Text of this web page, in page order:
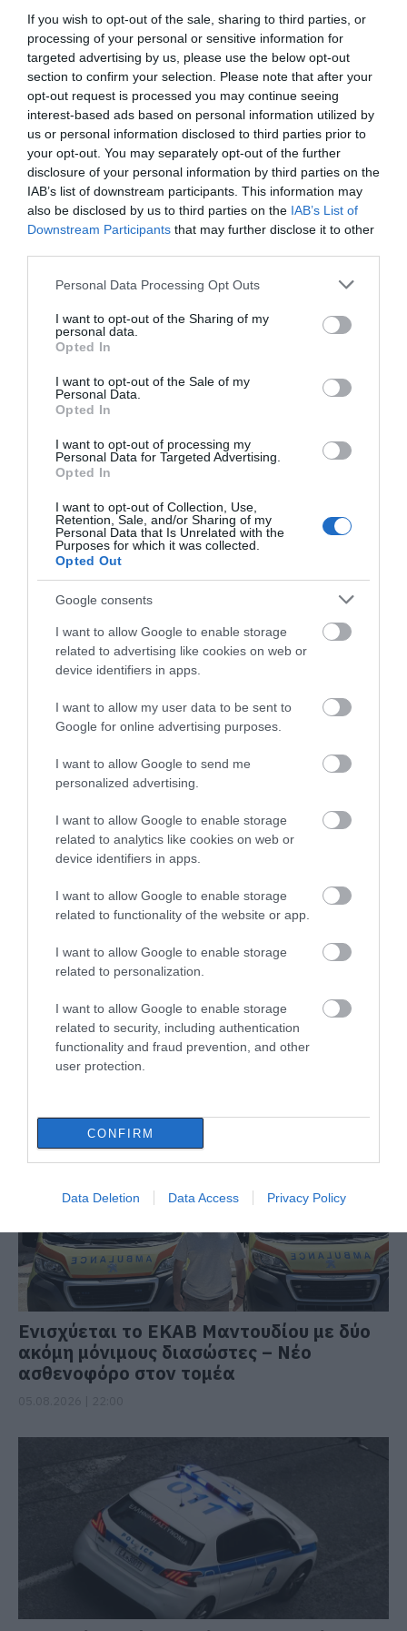
If you wish to opt-out of the sale, sharing to third parties, or
processing of your personal or sensitive information for
targeted advertising by us, please use the below opt-out
section to confirm your selection. Please note that after your
opt-out request is processed you may continue seeing
interest-based ads based on personal information utilized by
us or personal information disclosed to third parties prior to
your opt-out. You may separately opt-out of the further
disclosure of your personal information by third parties on the
IAB’s list of downstream participants. This information may
also be disclosed by us to third parties on the IAB’s List of
Downstream Participants that may further disclose it to other
Please note that this website/app uses one or more Google
not limited to your visit or usage behaviour. You may click to
grant or deny consent to Google and its third-party tags to
use your data for below specified purposes in below Google
consent section.
Personal Data Processing Opt Outs
I want to opt-out of the Sharing of my
personal data.
Opted In
I want to opt-out of the Sale of my
Personal Data.
Opted In
I want to opt-out of processing my
Personal Data for Targeted Advertising.
Opted In
I want to opt-out of Collection, Use,
Retention, Sale, and/or Sharing of my
Personal Data that Is Unrelated with the
Purposes for which it was collected.
Opted Out
Google consents
I want to allow Google to enable storage
related to advertising like cookies on web or
device identifiers in apps.
I want to allow my user data to be sent to
Google for online advertising purposes.
I want to allow Google to send me
personalized advertising.
I want to allow Google to enable storage
related to analytics like cookies on web or
device identifiers in apps.
I want to allow Google to enable storage
related to functionality of the website or app.
I want to allow Google to enable storage
related to personalization.
I want to allow Google to enable storage
related to security, including authentication
functionality and fraud prevention, and other
user protection.
CONFIRM
Data Deletion Data Access Privacy Policy
Μεγάλη προσοχή στην Εύβοια:
Νέα τηλεφωνική απάτη
05.08.2026 | 18:00
Μύκονος: Έψαχναν τσάντα και
Rolex αξίας 75.000 ευρώ – Η
ανακάλυψη κάτω από τα βράχια
05.08.2026 | 17:40
Τρόμος στην Εύβοια: Δύο
μέσα στη νύχτα – Δείτε τι
άρπαξαν
Σήμερα το τελευταίο
αντίο στον Ιωάννη
Βαρβιτσιώτη
Σίμος Κεδίκογλου:
Στήριξη του κλάδου
των μεταφορών με
μείωση του
λειτουργικού κόστους
Ενισχύεται το ΕΚΑΒ Μαντουδίου με δύο
ακόμη μόνιμους διασώστες – Νέο
ασθενοφόρο στον τομέα